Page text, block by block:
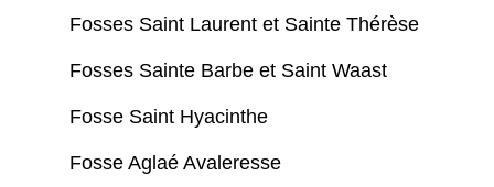
Fosses Saint Laurent et Sainte Thérèse
Fosses Sainte Barbe et Saint Waast
Fosse Saint Hyacinthe
Fosse Aglaé Avaleresse